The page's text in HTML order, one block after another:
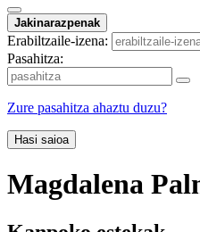
Jakinarazpenak
Erabiltzaile-izena:
Pasahitza:
Zure pasahitza ahaztu duzu?
Hasi saioa
Magdalena